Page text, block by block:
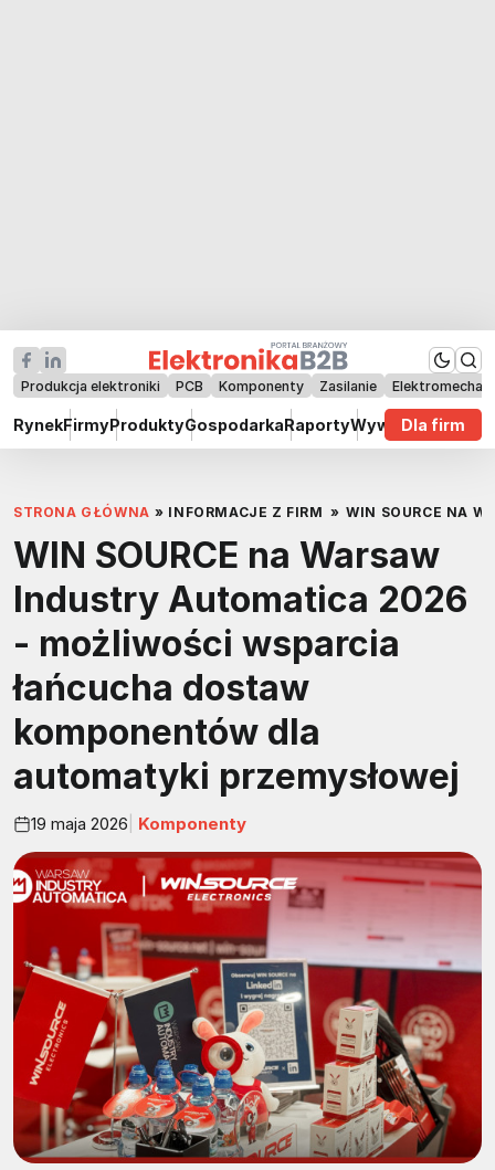
Produkcja elektroniki PCB Komponenty Zasilanie
RynekFirmyProduktyGospodarkaRaportyWywiadyDla firm
STRONA GŁÓWNA » INFORMACJE Z FIRM » WIN SOURCE NA
WIN SOURCE na Warsaw
Industry Automatica 2026
- możliwości wsparcia
łańcucha dostaw
komponentów dla
automatyki przemysłowej
19 maja 2026 Komponenty